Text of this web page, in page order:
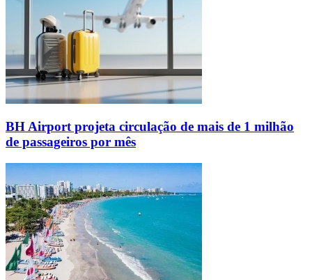
BH Airport projeta circulação de mais de 1 milhão
de passageiros por mês